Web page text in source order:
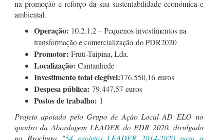
na promoção e reforço da sua sustentabilidade económica e
ambiental.
Operação: 10.2.1.2 – Pequenos investimentos na
transformação e comercialização do PDR2020
Promotor: Fruti-Taipina, Lda.
Localização: Cantanhede
Investimento total elegível:176.550,16 euros
Despesa pública: 79.447,57 euros
Postos de trabalho: 1
Projeto apoiado pelo Grupo de Ação Local AD ELO no
quadro da Abordagem LEADER do PDR 2020, divulgado
na Brochura "54 projetos LEADER 2014-2020 para o